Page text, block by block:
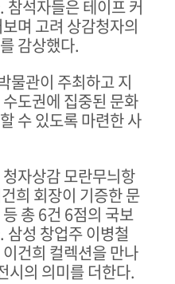
. 참석자들은 테이프 커
며 고려 상감청자의
감상했다.
물관이 주최하고 지
도권에 집중된 문화
수 있도록 마련한 사
자상감 모란무늬항
희 회장이 기증한 문
총6건 6점의 국보
. 삼성 창업주 이병철
건희 컬렉션을 만나
시의 의미를 더한다.